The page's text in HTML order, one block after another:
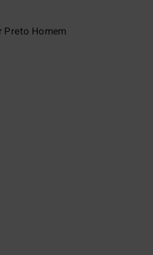
Homem